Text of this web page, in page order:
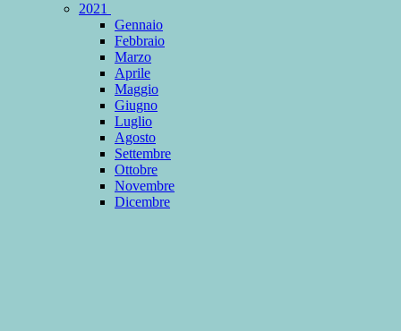
2021
Gennaio
Febbraio
Marzo
Aprile
Maggio
Giugno
Luglio
Agosto
Settembre
Ottobre
Novembre
Dicembre